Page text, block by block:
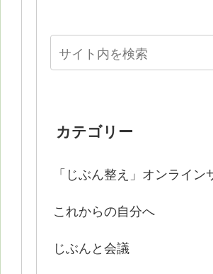
カテゴリー
「じぶん整え」オンライン
これからの自分へ
じぶんと会議